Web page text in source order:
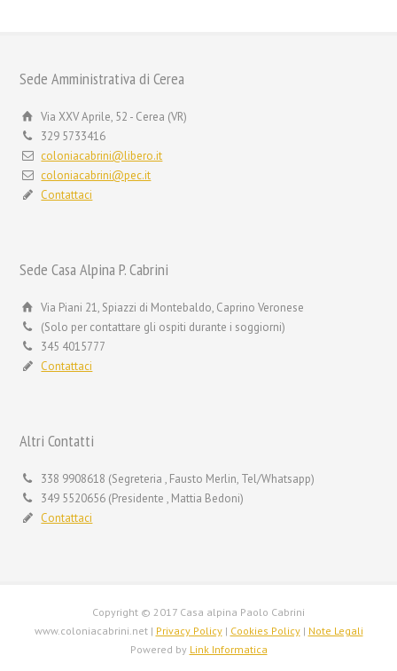
Sede Amministrativa di Cerea
Via XXV Aprile, 52 - Cerea (VR)
329 5733416
coloniacabrini@libero.it
coloniacabrini@pec.it
Contattaci
Sede Casa Alpina P. Cabrini
Via Piani 21, Spiazzi di Montebaldo, Caprino Veronese
(Solo per contattare gli ospiti durante i soggiorni)
345 4015777
Contattaci
Altri Contatti
338 9908618 (Segreteria , Fausto Merlin, Tel/Whatsapp)
349 5520656 (Presidente , Mattia Bedoni)
Contattaci
Copyright © 2017 Casa alpina Paolo Cabrini
www.coloniacabrini.net | Privacy Policy| Cookies Policy| Note Legali
Powered by Link Informatica